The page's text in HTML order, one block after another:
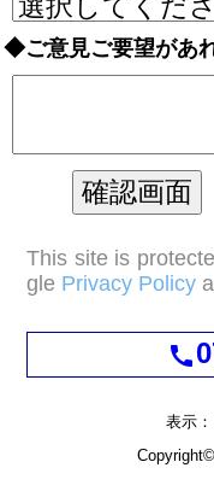
◆ご意見ご要望があ
This site is
gle Privacy Policy
call
表示
Copyright©